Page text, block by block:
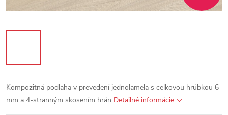
Kompozitná podlaha v prevedení jednolamela s celkovou hrúbkou 6
mm a 4-stranným skosením hrán Detailné informácie